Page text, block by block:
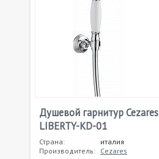
Душевой гарнитур Cezares
LIBERTY-KD-01
Страна:
италия
Производитель: Cezares